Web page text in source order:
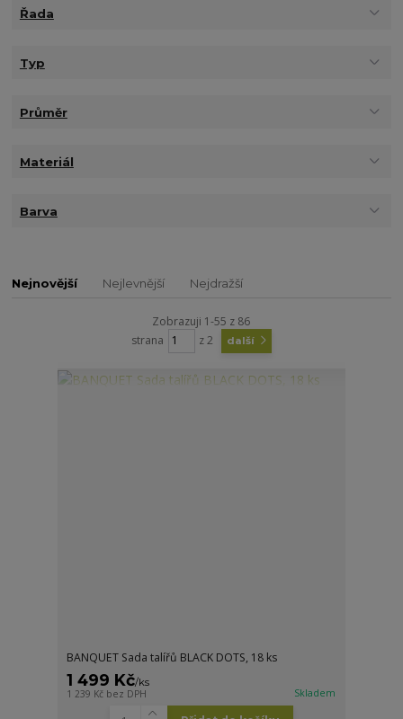
Řada
Typ
Průměr
Materiál
Barva
Nejnovější Nejlevnější Nejdražší
Zobrazuji 1-55 z 86
strana
z 2 další
BANQUET Sada talířů BLACK DOTS, 18 ks
1 499 Kč/ks
1 239 Kč bez DPH Skladem